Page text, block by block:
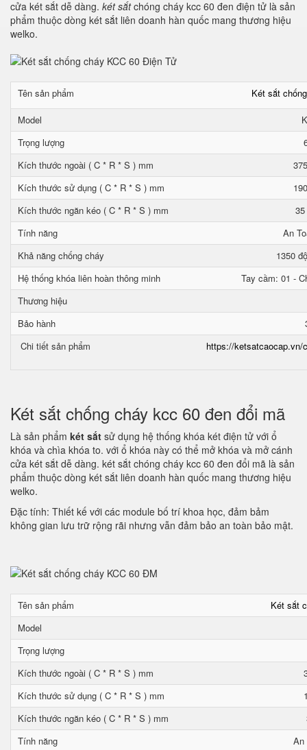
cửa két sắt dễ dàng. két sắtchóng cháy kcc 60 đen điện tử là sản
phẩm thuộc dòng két sắt liên doanh hàn quốc mang thương hiệu
welko.
Tên sản phẩm Két sắt
Model
Trọng lượng
Kích thước ngoài ( C * R * S ) mm
Kích thước sử dụng ( C * R * S ) mm
Kích thước ngăn kéo ( C * R * S ) mm
Tính năng
An
Khả năng chống cháy
1350
Hệ thống khóa liên hoàn thông minh
Tay cầm: 01 -
Thương hiệu
Bảo hành
Chi tiết sản phẩm
https://ketsatcaocap.vn/
Két sắt chống cháy kcc 60 đen đổi mã
Là sản phẩm két sắt sử dụng hệ thống khóa két điện tử với ổ
khóa và chìa khóa to. với ổ khóa này có thể mở khóa và mở cánh
cửa két sắt dễ dàng. két sắt chóng cháy kcc 60 đen đổi mã là sản
phẩm thuộc dòng két sắt liên doanh hàn quốc mang thương hiệu
welko.
Đặc tính: Thiết kế với các module bố trí khoa học, đảm bảm
không gian lưu trữ rộng rãi nhưng vẫn đảm bảo an toàn bảo mật.
Tên sản phẩm
Két sắt
Model
Trọng lượng
Kích thước ngoài ( C * R * S ) mm
Kích thước sử dụng ( C * R * S ) mm
Kích thước ngăn kéo ( C * R * S ) mm
Tính năng
An